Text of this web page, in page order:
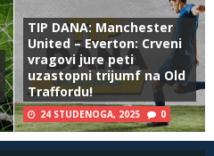
TIP DANA: Manchester
United – Everton: Crveni
vragovi jure peti
uzastopni trijumf na Old
Traffordu!
24 STUDENOGA, 2025 0